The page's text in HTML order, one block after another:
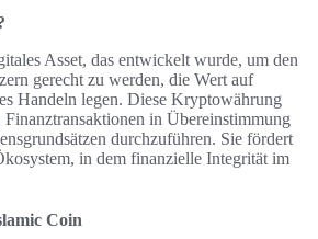
Asset, das entwickelt wurde, um den
gerecht zu werden, die Wert auf
Handeln legen. Diese Kryptowährung
in Übereinstimmung
durchzuführen. Sie fördert
in dem finanzielle Integrität im
Coin